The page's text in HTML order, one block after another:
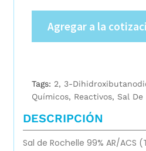
Agregar a la
Tags: 2, 3-
Químicos, Reactivos, Sal De
DESCRIPCIÓN
Sal de Rochelle 99% AR/ACS